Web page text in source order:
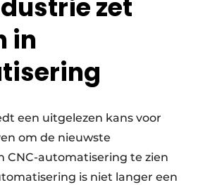
zet
in
een uitgelezen kans voor
om de nieuwste
CNC-automatisering te zien
is niet langer een